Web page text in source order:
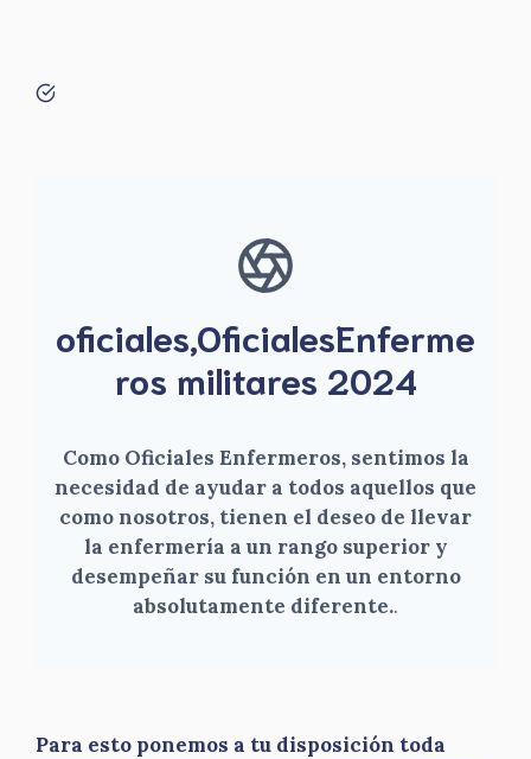
oficiales,OficialesEnferme
ros militares 2024
Como Oficiales Enfermeros, sentimos la
necesidad de ayudar a todos aquellos que
como nosotros, tienen el deseo de llevar
la enfermería a un rango superior y
desempeñar su función en un entorno
absolutamente diferente..
Para esto ponemos a tu disposición toda